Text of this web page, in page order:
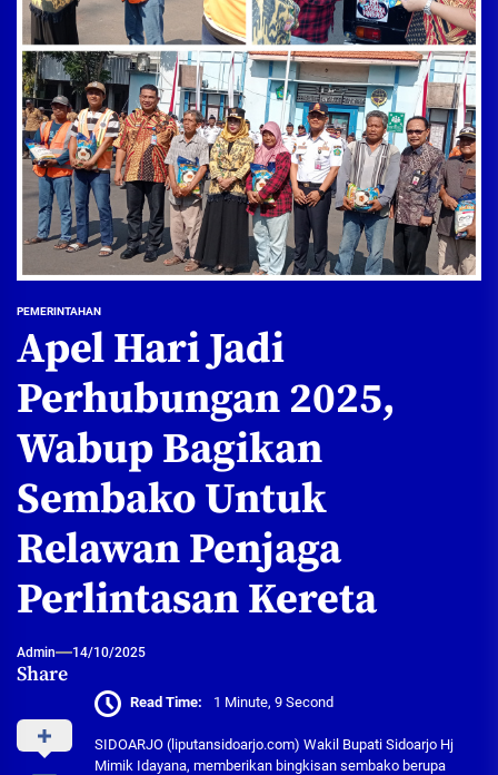
PEMERINTAHAN
Apel Hari Jadi
Perhubungan 2025,
Wabup Bagikan
Sembako Untuk
Relawan Penjaga
Perlintasan Kereta
Admin 14/10/2025
Share
Read Time: 1 Minute, 9 Second
SIDOARJO (liputansidoarjo.com) Wakil Bupati Sidoarjo Hj
Mimik Idayana, memberikan bingkisan sembako berupa